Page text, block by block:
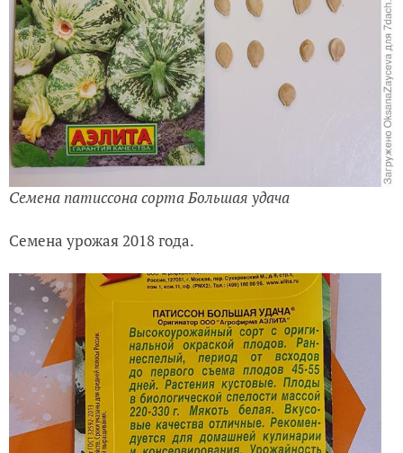
Семена патиссона сорта Большая удача
Семена урожая 2018 года.